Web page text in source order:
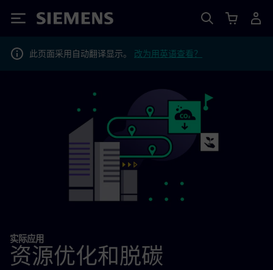
Siemens
此页面采用自动翻译显示。 改为用英语查看？
实际应用
资源优化和脱碳